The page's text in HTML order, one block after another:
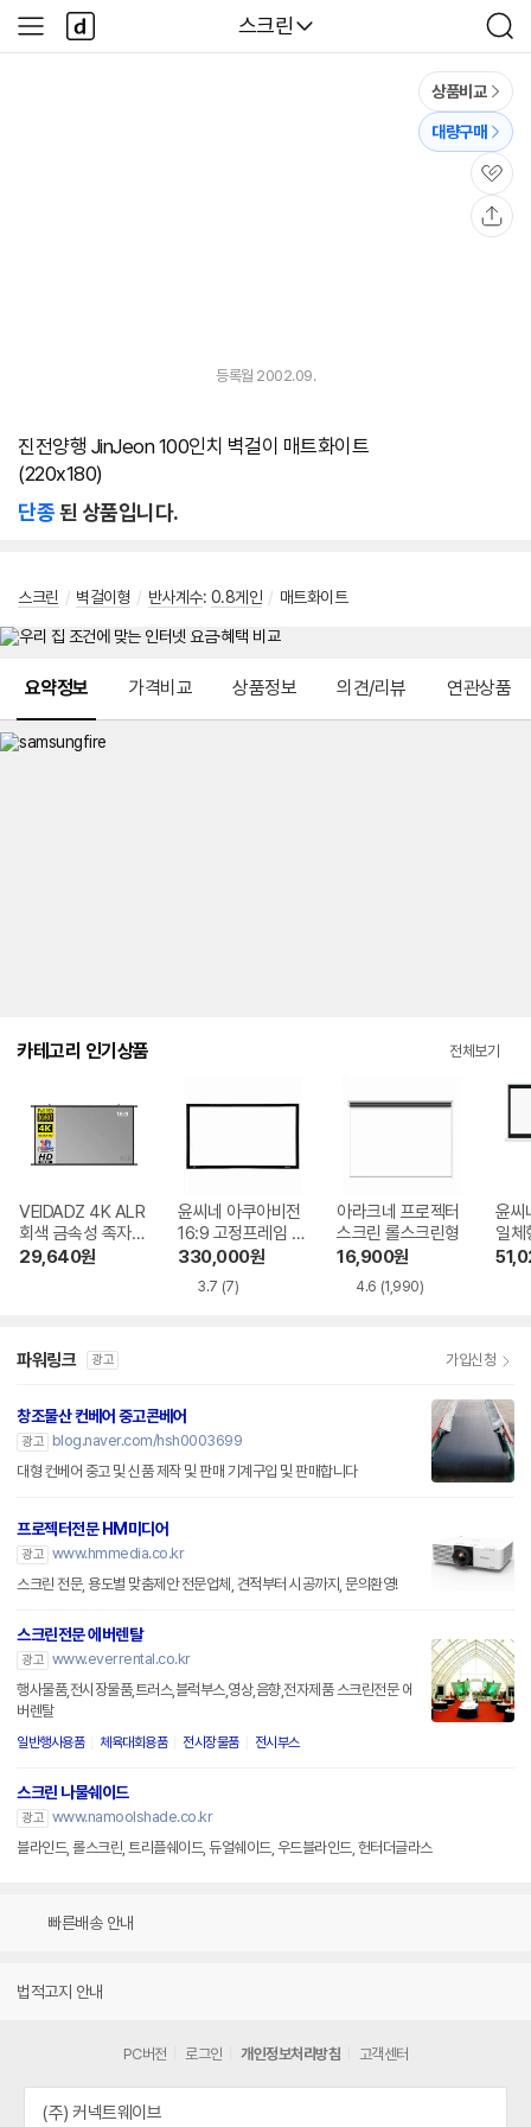
다나와
스크린
검
색
사
이
다
나
와
상품비교
대량구매
관
심
등록월 2002.09.
진전양행 JinJeon 100인치 벽걸이 매트화이트
(220x180)
단종된 상품입니다.
스크린 / 벽걸이형 / 반사계수: 0.8게인 / 매트화이트
요약정보 가격비교 상품정보 의견/리뷰 연관상품
카테고리 인기상품 전체보기
VEIDADZ 4K ALR
회색 금속성 족자형
빔프로젝터 스크린
29,640원
윤씨네 아쿠아비전
16:9 고정프레임 스
크린 SA-FH 시리
즈 시네비젼원단
330,000원
3.7 (7)
아라크네 프로젝터
스크린 롤스크린형
16,900원
4.6 (1,990)
윤씨
일체
-SH
파워링크 광고 가입신청
창조물산 컨베어 중고콘베어
광고
blog.naver.com/hsh0003699
대형 컨베어 중고 및 신품 제작 및 판매 기계구입 및 판매합니다
프로젝터전문 HM미디어
광고 www.hmmedia.co.kr
스크린 전문, 용도별 맞춤제안 전문업체, 견적부터 시공까지, 문의환영!
스크린전문 에버렌탈
광고 www.everrental.co.kr
행사물품,전시장물품,트러스,블럭부스,영상,음향,전자제품 스크린전문 에
버렌탈
일반행사용품 체육대회용품 전시장물품 전시부스
스크린 나물쉐이드
광고 www.namoolshade.co.kr
블라인드, 롤스크린, 트리플쉐이드, 듀얼쉐이드, 우드블라인드, 헌터더글라스
빠른배송 안내
법적고지 안내
PC버전 로그인 개인정보처리방침 고객센터
(주) 커넥트웨이브